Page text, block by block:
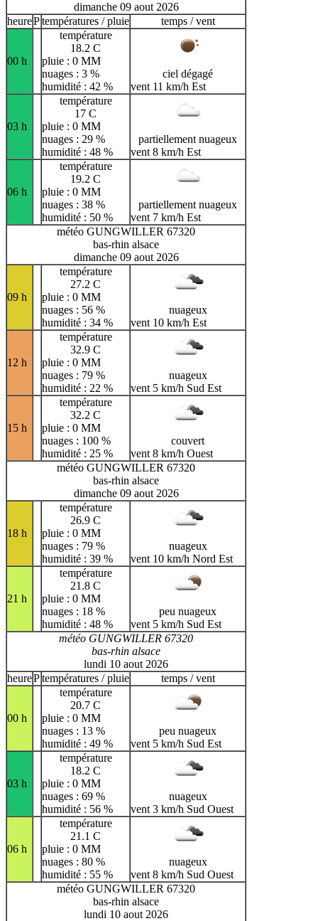
dimanche 09 aout 2026
heurePtempératures / pluie temps / vent
00 h
température
18.2 C
pluie : 0 MM
nuages : 3 %
humidité : 42 %
ciel dégagé
vent 11 km/h Est
03 h
température
17 C
pluie : 0 MM
nuages : 29 %
humidité : 48 %
partiellement nuageux
vent 8 km/h Est
06 h
température
19.2 C
pluie : 0 MM
nuages : 38 %
humidité : 50 %
partiellement nuageux
vent 7 km/h Est
météo GUNGWILLER 67320
bas-rhin alsace
dimanche 09 aout 2026
09 h
température
27.2 C
pluie : 0 MM
nuages : 56 %
humidité : 34 %
nuageux
vent 10 km/h Est
12 h
température
32.9 C
pluie : 0 MM
nuages : 79 %
humidité : 22 %
nuageux
vent 5 km/h Sud Est
15 h
température
32.2 C
pluie : 0 MM
nuages : 100 %
humidité : 25 %
couvert
vent 8 km/h Ouest
météo GUNGWILLER 67320
bas-rhin alsace
dimanche 09 aout 2026
18 h
température
26.9 C
pluie : 0 MM
nuages : 79 %
humidité : 39 %
nuageux
vent 10 km/h Nord Est
21 h
température
21.8 C
pluie : 0 MM
nuages : 18 %
humidité : 48 %
peu nuageux
vent 5 km/h Sud Est
météo GUNGWILLER 67320
bas-rhin alsace
lundi 10 aout 2026
heurePtempératures / pluie temps / vent
00 h
température
20.7 C
pluie : 0 MM
nuages : 13 %
humidité : 49 %
peu nuageux
vent 5 km/h Sud Est
03 h
température
18.2 C
pluie : 0 MM
nuages : 69 %
humidité : 56 %
nuageux
vent 3 km/h Sud Ouest
06 h
température
21.1 C
pluie : 0 MM
nuages : 80 %
humidité : 55 %
nuageux
vent 8 km/h Sud Ouest
météo GUNGWILLER 67320
bas-rhin alsace
lundi 10 aout 2026